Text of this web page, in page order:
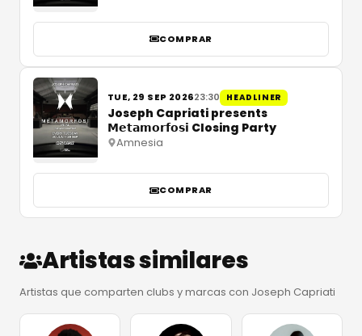
COMPRAR
TUE, 29 SEP 202623:30 HEADLINER
Joseph Capriati presents
𝗠𝗲𝘁𝗮𝗺𝗼𝗿𝗳𝗼𝘀𝗶 Closing Party
Amnesia
COMPRAR
Artistas similares
Artistas que comparten clubs y marcas con Joseph Capriati